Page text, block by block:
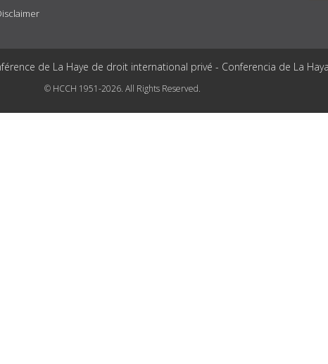
de La Haye de droit international privé - Conferencia de La
© HCCH 1951-2026. All Rights Reserved.